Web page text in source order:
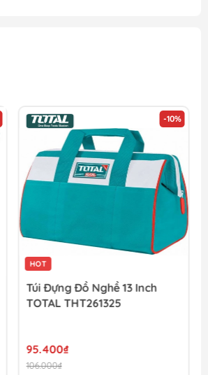
-10%
HOT
Túi Đựng Đồ Nghề 13 Inch
TOTAL THT261325
95.400₫
106.000₫